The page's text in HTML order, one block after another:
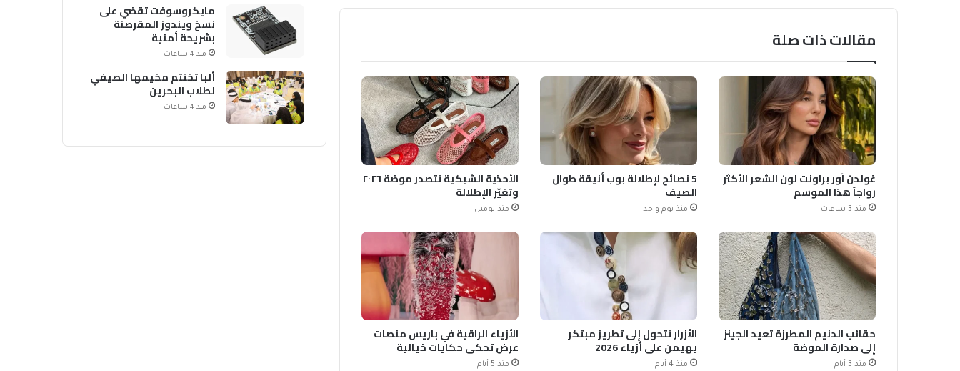
مقالات ذات صلة
غولدن آور براونت لون الشعر الأكثر
رواجاً هذا الموسم
منذ 3 ساعات
5 نصائح لإطلالة بوب أنيقة طوال
الصيف
منذ يوم واحد
الأحذية الشبكية تتصدر موضة ٢٠٢٦
وتغيّر الإطلالة
منذ يومين
حقائب الدنيم المطرزة تعيد الجينز
إلى صدارة الموضة
منذ 3 أيام
الأزرار تتحول إلى تطريز مبتكر
يهيمن على أزياء 2026
منذ 4 أيام
الأزياء الراقية في باريس منصات
عرض تحكي حكايات خيالية
منذ 5 أيام
مايكروسوفت تقضي على
نسخ ويندوز المقرصنة
بشريحة أمنية
منذ 4 ساعات
ألبا تختتم مخيمها الصيفي
لطلاب البحرين
منذ 4 ساعات